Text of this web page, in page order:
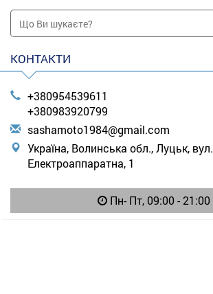
КОНТАКТИ
+380954539611
+380983920799
sashamoto1984@gmail.com
Україна, Волинська обл., Луцьк, вул.
Електроаппаратна, 1
Пн- Пт, 09:00 - 21:00